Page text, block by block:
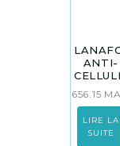
ANTI-
656.15
LIRE LA
SUITE